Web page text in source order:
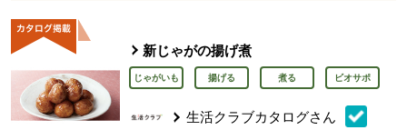
新じゃがの揚げ煮
じゃがいも 揚げる 煮る ビオサポ
生活クラブカタログさん